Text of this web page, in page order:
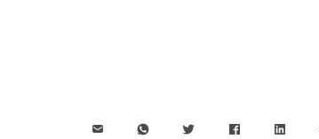
WhatsAppTwitter Facebook